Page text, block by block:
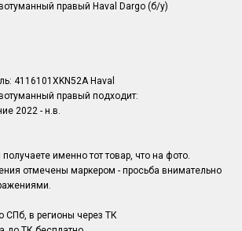
правый Haval Dargo (б/у)
4116101XKN52A Haval
правый подходит:
2022 - н.в.
именно тот товар, что на фото.
отмечены маркером - просьба внимательно
СПб, в регионы через ТК